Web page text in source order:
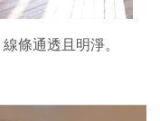
條通透且明淨。